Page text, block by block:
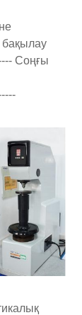
бақылау
Соңғы